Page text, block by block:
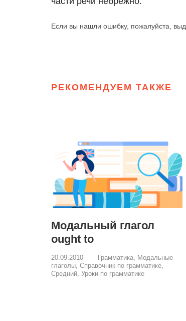
Если вы нашли ошибку, пожалуйста,
РЕКОМЕНДУЕМ ТАКЖЕ
Модальный глагол
ought to
20.09.2010 Грамматика Модальные
глаголы Справочник по грамматике
Средний Уроки по грамматике